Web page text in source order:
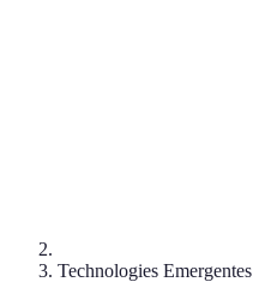
Technologies Emergentes